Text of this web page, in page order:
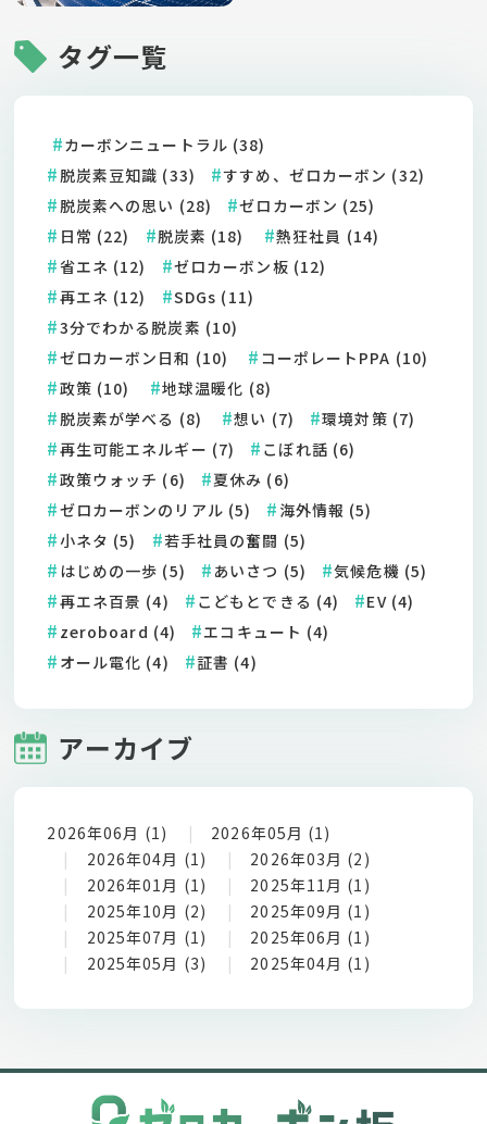
タグ一覧
カーボンニュートラル (38)
脱炭素豆知識 (33)
すすめ、ゼロカーボン (32)
脱炭素への思い (28)
ゼロカーボン (25)
日常 (22)
脱炭素 (18)
熱狂社員 (14)
省エネ (12)
ゼロカーボン板 (12)
再エネ (12)
SDGs (11)
3分でわかる脱炭素 (10)
ゼロカーボン日和 (10)
コーポレートPPA (10)
政策 (10)
地球温暖化 (8)
脱炭素が学べる (8)
想い (7)
環境対策 (7)
再生可能エネルギー (7)
こぼれ話 (6)
政策ウォッチ (6)
夏休み (6)
ゼロカーボンのリアル (5)
海外情報 (5)
小ネタ (5)
若手社員の奮闘 (5)
はじめの一歩 (5)
あいさつ (5)
気候危機 (5)
再エネ百景 (4)
こどもとできる (4)
EV (4)
zeroboard (4)
エコキュート (4)
オール電化 (4)
証書 (4)
アーカイブ
2026年06月 (1)
2026年05月 (1)
2026年04月 (1)
2026年03月 (2)
2026年01月 (1)
2025年11月 (1)
2025年10月 (2)
2025年09月 (1)
2025年07月 (1)
2025年06月 (1)
2025年05月 (3)
2025年04月 (1)